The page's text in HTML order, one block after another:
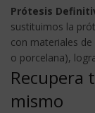
Prótesis
sustituimos la
con materiales
o porcelana),
Recupera
mismo